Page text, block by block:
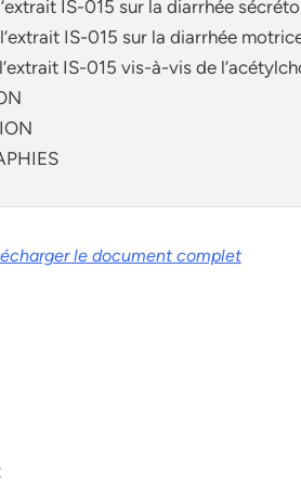
IS-015 sur la diarrhée
IS-015 sur la diarrhée
IS-015 vis-à-vis de
le document complet